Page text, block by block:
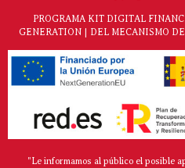
PROGRAMA KIT DIGITAL
GENERATION | DEL MECANISMO
"Le informamos al público el posible